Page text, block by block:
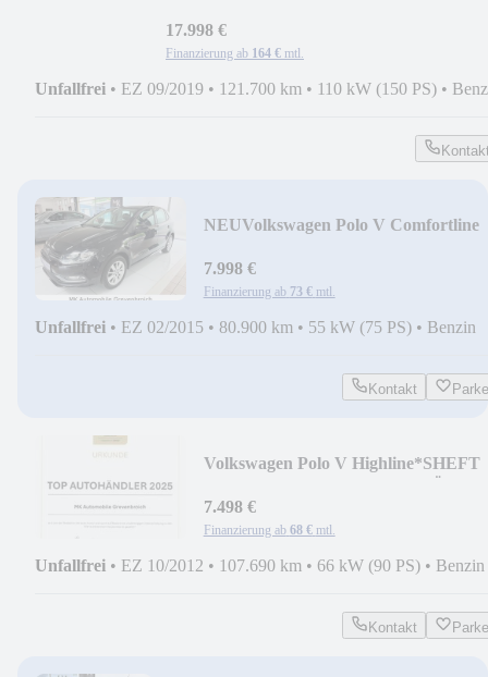
17.998 €
Finanzierung ab 164 € mtl.
Unfallfrei • EZ 09/2019 • 121.700 km • 110 kW (150 PS) •
NEUVolkswagen Polo V Comfortline
7.998 €
Finanzierung ab 73 € mtl.
Unfallfrei • EZ 02/2015 • 80.900 km • 55 kW (75 PS) • Benzin
Kontakt
Volkswagen Polo V Highline*SHEFT
7.498 €
Finanzierung ab 68 € mtl.
Unfallfrei • EZ 10/2012 • 107.690 km • 66 kW (90 PS) • Benzin
Kontakt